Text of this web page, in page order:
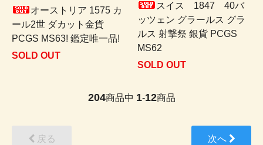
オーストリア 1575 カ
ール2世 ダカット金貨
PCGS MS63! 鑑定唯一品!
SOLD OUT
スイス 1847 40バ
ッツェン グラールス グラ
ルス 射撃祭 銀貨 PCGS
MS62
SOLD OUT
204商品中 1-12商品
戻る 次へ